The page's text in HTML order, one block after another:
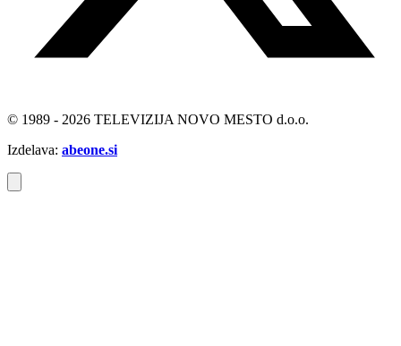
© 1989 - 2026 TELEVIZIJA NOVO MESTO d.o.o.
Izdelava: abeone.si